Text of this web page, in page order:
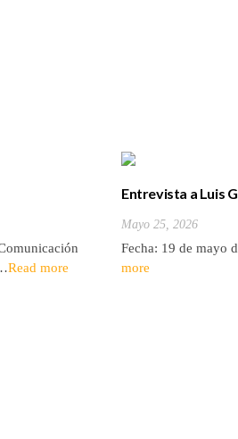
Read more
Entrevista a Luis
Mayo 25, 2026
Fecha: 19 de mayo
more